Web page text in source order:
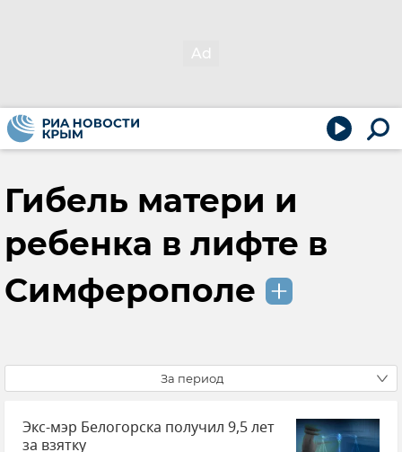
Гибель матери и
ребенка в лифте в
Симферополе
За период
Экс-мэр Белогорска получил 9,5 лет
за взятку